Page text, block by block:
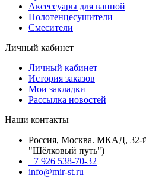
Аксессуары для ванной
Полотенцесушители
Смесители
Личный кабинет
Личный кабинет
История заказов
Мои закладки
Рассылка новостей
Наши контакты
Россия, Москва. МКАД, 32-
"Шёлковый путь")
+7 926 538-70-32
info@mir-st.ru